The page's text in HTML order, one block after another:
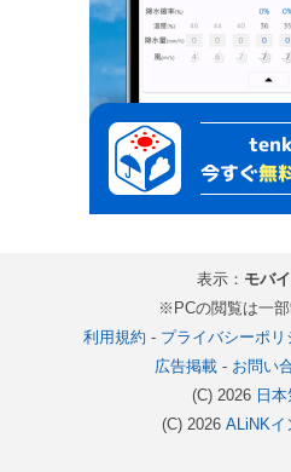
表示： モバ
※PCの閲覧は一
利用規約 - プライバシーポリ
広告掲載- お問い
(C) 2026 日
(C) 2026 ALiNKイ